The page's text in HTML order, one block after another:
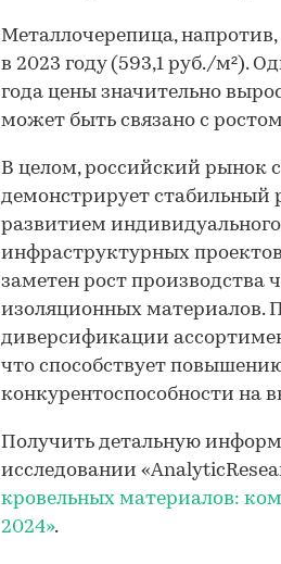
Металлочерепица,
в 2023 году (593,1 руб./м²).
года цены значительно
может быть связано с
В целом, российский рынок
демонстрирует
развитием
инфраструктурных
заметен рост
изоляционных материалов.
диверсификации
что способствует
конкурентоспособности на
Получить детальную
исследовании
кровельных материалов:
2024».